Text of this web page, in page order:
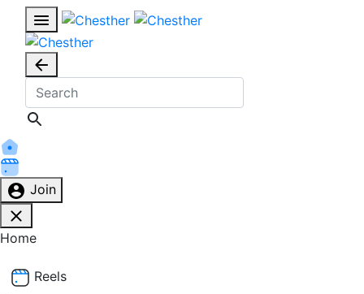
Join
Home
Reels